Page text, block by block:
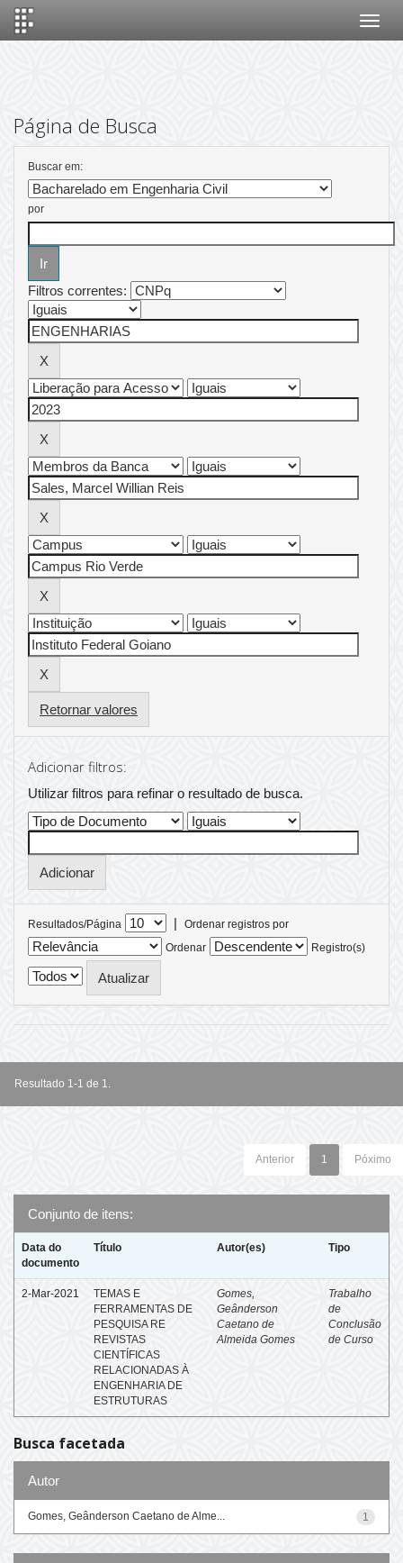
Página de Busca
Buscar em:
por
Filtros correntes:
Retornar valores
Adicionar filtros:
Utilizar filtros para refinar o resultado de busca.
Resultados/Página |
Ordenar registros por
Ordenar
Registro(s)
Resultado 1-1 de 1.
Anterior 1 Póximo
Conjunto de itens:
Data do
documento
Título Autor(es) Tipo
2-Mar-2021
TEMAS E
FERRAMENTAS DE
PESQUISA RE
REVISTAS
CIENTÍFICAS
RELACIONADAS À
ENGENHARIA DE
ESTRUTURAS
Gomes,
Geânderson
Caetano de
Almeida Gomes
Trabalho
de
Conclusão
de Curso
Busca facetada
Autor
1
Gomes, Geânderson Caetano de Alme...